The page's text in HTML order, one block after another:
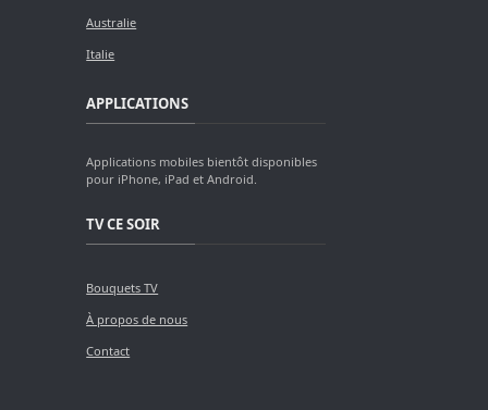
Australie
Italie
APPLICATIONS
Applications mobiles bientôt disponibles
pour iPhone, iPad et Android.
TV CE SOIR
Bouquets TV
À propos de nous
Contact